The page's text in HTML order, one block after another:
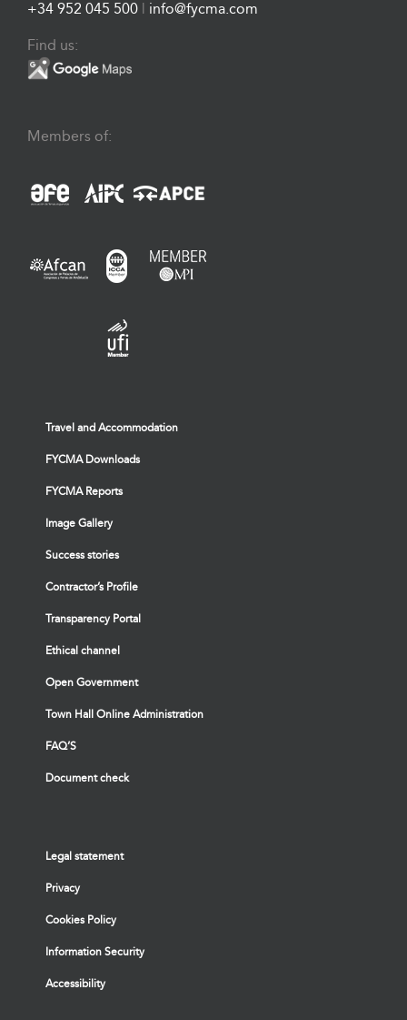
+34 952 045 500 | info@fycma.com
Find us:
Members of:
Travel and Accommodation
FYCMA Downloads
FYCMA Reports
Image Gallery
Success stories
Contractor’s Profile
Transparency Portal
Ethical channel
Open Government
Town Hall Online Administration
FAQ’S
Document check
Legal statement
Privacy
Cookies Policy
Information Security
Accessibility